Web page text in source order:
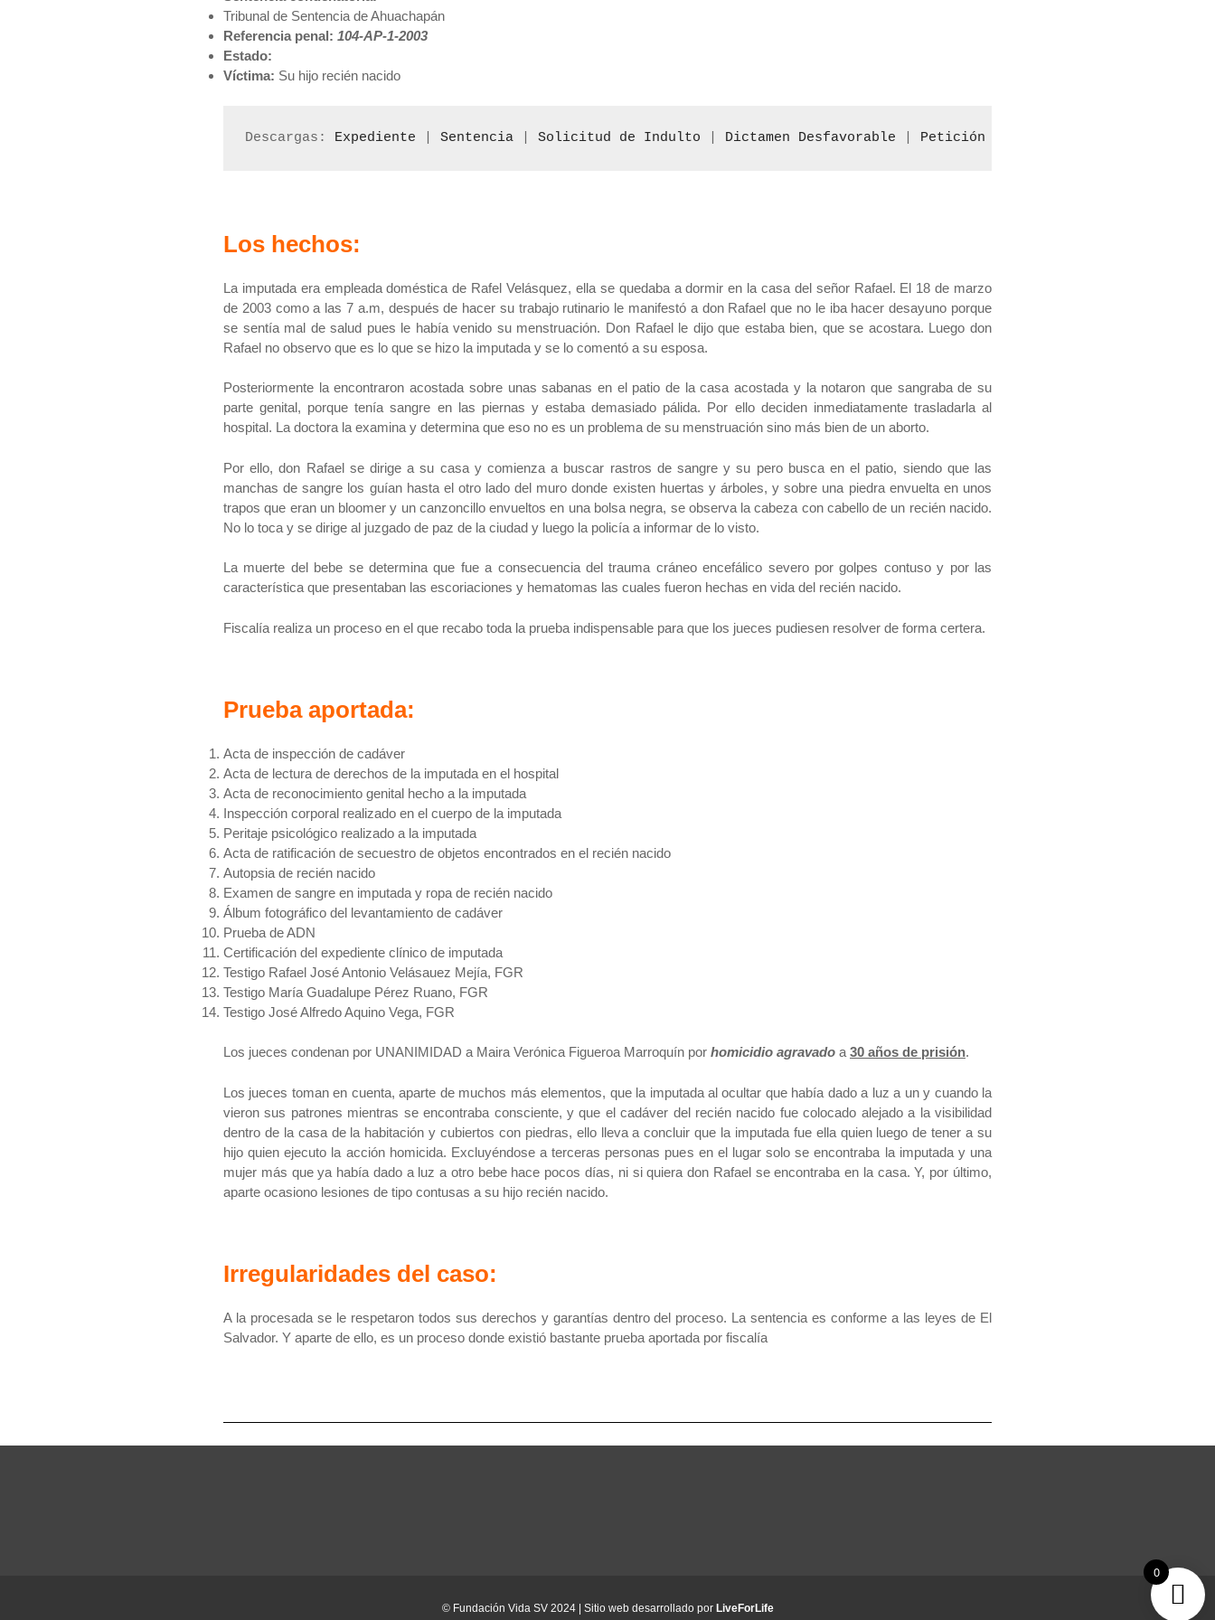
Tribunal de Sentencia de Ahuachapán
Referencia penal: 104-AP-1-2003
Estado:
Víctima: Su hijo recién nacido
Descargas: Expediente Sentencia Solicitud de Indulto Dictamen Desfavorable Petición CIDH
Los hechos:
La imputada era empleada doméstica de Rafel Velásquez, ella se quedaba a dormir en la casa del señor Rafael. El 18 de marzo
de 2003 como a las 7 a.m, después de hacer su trabajo rutinario le manifestó a don Rafael que no le iba hacer desayuno porque
se sentía mal de salud pues le había venido su menstruación. Don Rafael le dijo que estaba bien, que se acostara. Luego don
Rafael no observo que es lo que se hizo la imputada y se lo comentó a su esposa.
Posteriormente la encontraron acostada sobre unas sabanas en el patio de la casa acostada y la notaron que sangraba de su
parte genital, porque tenía sangre en las piernas y estaba demasiado pálida. Por ello deciden inmediatamente trasladarla al
hospital. La doctora la examina y determina que eso no es un problema de su menstruación sino más bien de un aborto.
Por ello, don Rafael se dirige a su casa y comienza a buscar rastros de sangre y su pero busca en el patio, siendo que las
manchas de sangre los guían hasta el otro lado del muro donde existen huertas y árboles, y sobre una piedra envuelta en unos
trapos que eran un bloomer y un canzoncillo envueltos en una bolsa negra, se observa la cabeza con cabello de un recién nacido.
No lo toca y se dirige al juzgado de paz de la ciudad y luego la policía a informar de lo visto.
La muerte del bebe se determina que fue a consecuencia del trauma cráneo encefálico severo por golpes contuso y por las
característica que presentaban las escoriaciones y hematomas las cuales fueron hechas en vida del recién nacido.
Fiscalía realiza un proceso en el que recabo toda la prueba indispensable para que los jueces pudiesen resolver de forma certera.
Prueba aportada:
Acta de inspección de cadáver
Acta de lectura de derechos de la imputada en el hospital
Acta de reconocimiento genital hecho a la imputada
Inspección corporal realizado en el cuerpo de la imputada
Peritaje psicológico realizado a la imputada
Acta de ratificación de secuestro de objetos encontrados en el recién nacido
Autopsia de recién nacido
Examen de sangre en imputada y ropa de recién nacido
Álbum fotográfico del levantamiento de cadáver
Prueba de ADN
Certificación del expediente clínico de imputada
Testigo Rafael José Antonio Velásauez Mejía, FGR
Testigo María Guadalupe Pérez Ruano, FGR
Testigo José Alfredo Aquino Vega, FGR
Los jueces condenan por UNANIMIDAD a Maira Verónica Figueroa Marroquín por homicidio agravado a 30 años de prisión.
Los jueces toman en cuenta, aparte de muchos más elementos, que la imputada al ocultar que había dado a luz a un y cuando la
vieron sus patrones mientras se encontraba consciente, y que el cadáver del recién nacido fue colocado alejado a la visibilidad
dentro de la casa de la habitación y cubiertos con piedras, ello lleva a concluir que la imputada fue ella quien luego de tener a su
hijo quien ejecuto la acción homicida. Excluyéndose a terceras personas pues en el lugar solo se encontraba la imputada y una
mujer más que ya había dado a luz a otro bebe hace pocos días, ni si quiera don Rafael se encontraba en la casa. Y, por último,
aparte ocasiono lesiones de tipo contusas a su hijo recién nacido.
Irregularidades del caso:
A la procesada se le respetaron todos sus derechos y garantías dentro del proceso. La sentencia es conforme a las leyes de El
Salvador. Y aparte de ello, es un proceso donde existió bastante prueba aportada por fiscalía
© Fundación Vida SV 2024 | Sitio web desarrollado por LiveForLife
0